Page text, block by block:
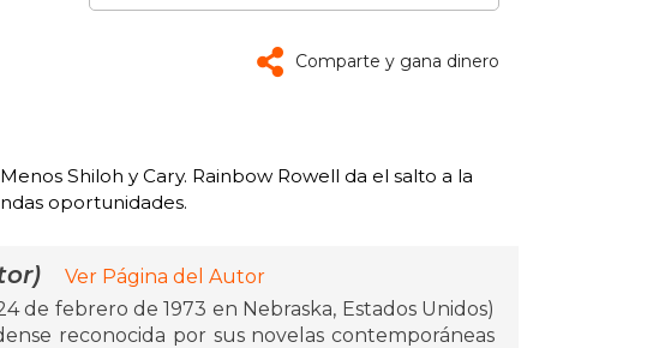
Comparte y gana dinero
Shiloh y Cary. Rainbow Rowell da el salto a la
oportunidades.
Ver Página del Autor
de febrero de 1973 en Nebraska, Estados Unidos)
reconocida por sus novelas contemporáneas